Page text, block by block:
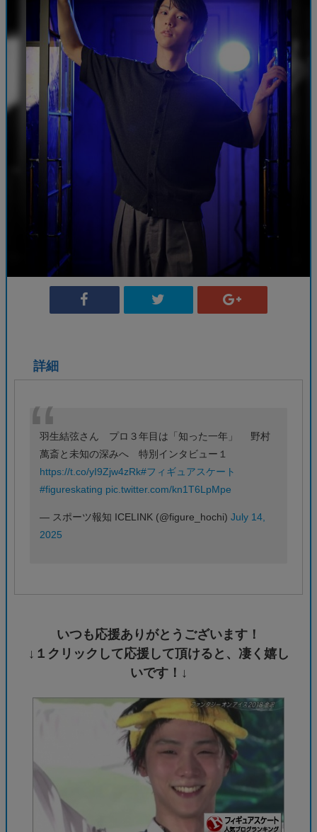
詳細
羽生結弦さん プロ３年目は「知った一年」 野村
萬斎と未知の深みへ 特別インタビュー１
https://t.co/yI9Zjw4zRk#フィギュアスケート
#figureskating pic.twitter.com/kn1T6LpMpe
— スポーツ報知 ICELINK (@figure_hochi) July 14,
2025
いつも応援ありがとうございます！
↓１クリックして応援して頂けると、凄く嬉し
いです！↓